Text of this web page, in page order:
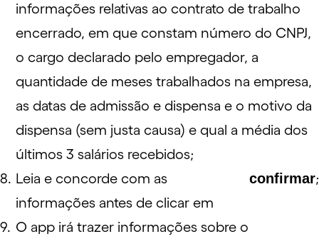
informações relativas ao contrato de trabalho
encerrado, em que constam número do CNPJ,
o cargo declarado pelo empregador, a
quantidade de meses trabalhados na empresa,
as datas de admissão e dispensa e o motivo da
dispensa (sem justa causa) e qual a média dos
últimos 3 salários recebidos;
Leia e concorde com as
informações antes de clicar em
confirmar;
O app irá trazer informações sobre o